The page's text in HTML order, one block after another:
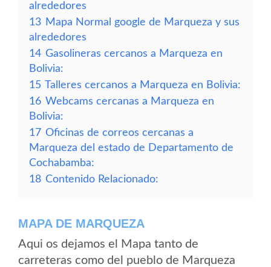
alrededores
13 Mapa Normal google de Marqueza y sus
alrededores
14 Gasolineras cercanos a Marqueza en
Bolivia:
15 Talleres cercanos a Marqueza en Bolivia:
16 Webcams cercanas a Marqueza en
Bolivia:
17 Oficinas de correos cercanas a
Marqueza del estado de Departamento de
Cochabamba:
18 Contenido Relacionado:
MAPA DE MARQUEZA
Aqui os dejamos el Mapa tanto de
carreteras como del pueblo de Marqueza